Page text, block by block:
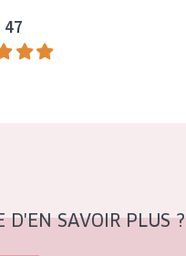
47
D'EN SAVOIR PLUS ?